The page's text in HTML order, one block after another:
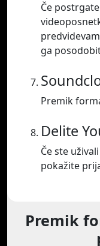
Če
ga
Premik
Delite
Če ste
pokažite
Premik